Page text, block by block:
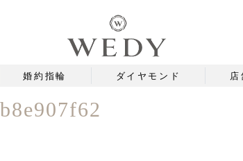
婚約指輪 ダイヤモンド 店